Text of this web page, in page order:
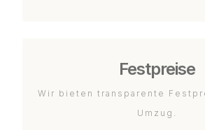
Festpreise
Wir bieten transparente
Umzug.